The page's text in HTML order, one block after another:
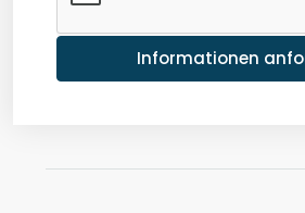
Informationen